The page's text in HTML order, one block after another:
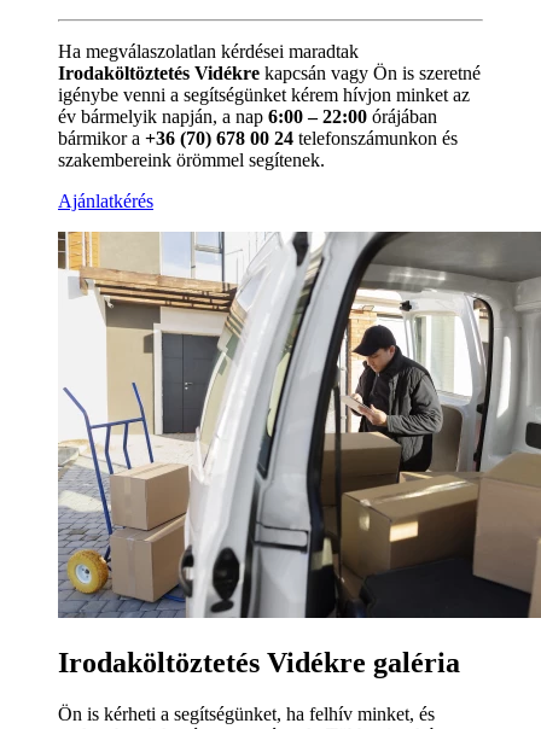
Ha megválaszolatlan kérdései maradtak
Irodaköltöztetés Vidékre kapcsán vagy Ön is szeretné
igénybe venni a segítségünket kérem hívjon minket az
év bármelyik napján, a nap 6:00 – 22:00 órájában
bármikor a +36 (70) 678 00 24 telefonszámunkon és
szakembereink örömmel segítenek.
Ajánlatkérés
Irodaköltöztetés Vidékre galéria
Ön is kérheti a segítségünket, ha felhív minket, és